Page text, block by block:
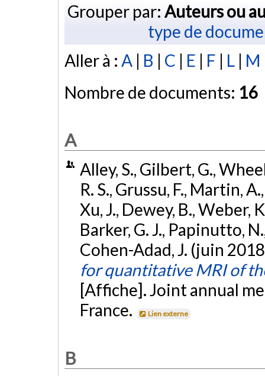
Grouper par: Auteurs ou
type de
Aller à : A | B | C | E | F | L | M
Nombre de documents: 16
A
Alley, S., Gilbert, G.,
R. S., Grussu, F., Martin,
Xu, J., Dewey, B., Weber,
Barker, G. J., Papinutto,
Cohen-Adad, J. (juin
for quantitative MRI of
[Affiche]. Joint annual
France.
Lien externe
B